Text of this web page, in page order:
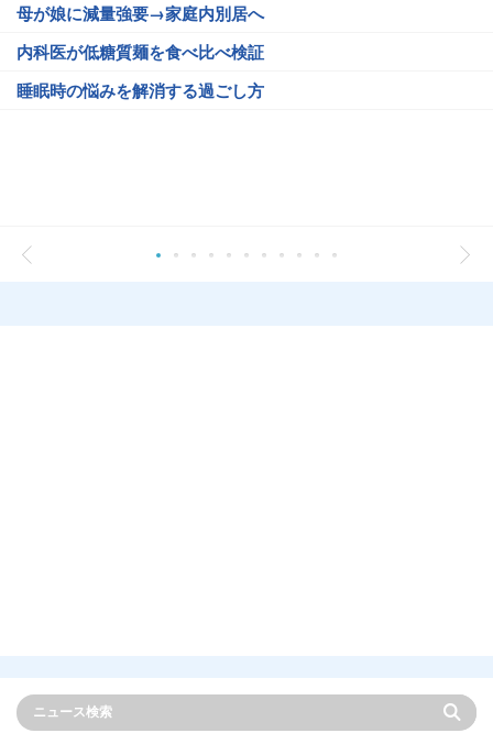
母が娘に減量強要→家庭内別居へ
内科医が低糖質麺を食べ比べ検証
睡眠時の悩みを解消する過ごし方